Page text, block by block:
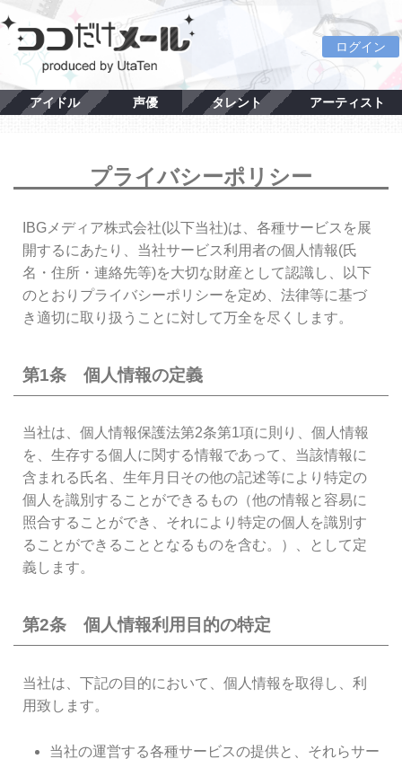
ログイン
アイドル 声優 タレント アーティスト
プライバシーポリシー
IBGメディア株式会社(以下当社)は、各種サービスを展
開するにあたり、当社サービス利用者の個人情報(氏
名・住所・連絡先等)を大切な財産として認識し、以下
のとおりプライバシーポリシーを定め、法律等に基づ
き適切に取り扱うことに対して万全を尽くします。
第1条 個人情報の定義
当社は、個人情報保護法第2条第1項に則り、個人情報
を、生存する個人に関する情報であって、当該情報に
含まれる氏名、生年月日その他の記述等により特定の
個人を識別することができるもの（他の情報と容易に
照合することができ、それにより特定の個人を識別す
ることができることとなるものを含む。）、として定
義します。
第2条 個人情報利用目的の特定
当社は、下記の目的において、個人情報を取得し、利
用致します。
当社の運営する各種サービスの提供と、それらサー